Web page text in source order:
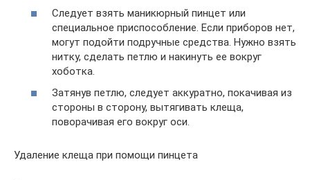
Следует взять маникюрный пинцет или
специальное приспособление. Если приборов нет,
могут подойти подручные средства. Нужно взять
нитку, сделать петлю и накинуть ее вокруг
хоботка.
Затянув петлю, следует аккуратно, покачивая из
стороны в сторону, вытягивать клеща,
поворачивая его вокруг оси.
Удаление клеща при помощи пинцета